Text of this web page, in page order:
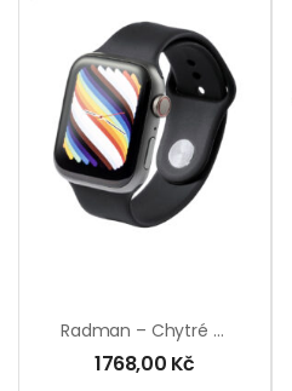
Radman – Chytré Hodinky
1768,00 Kč